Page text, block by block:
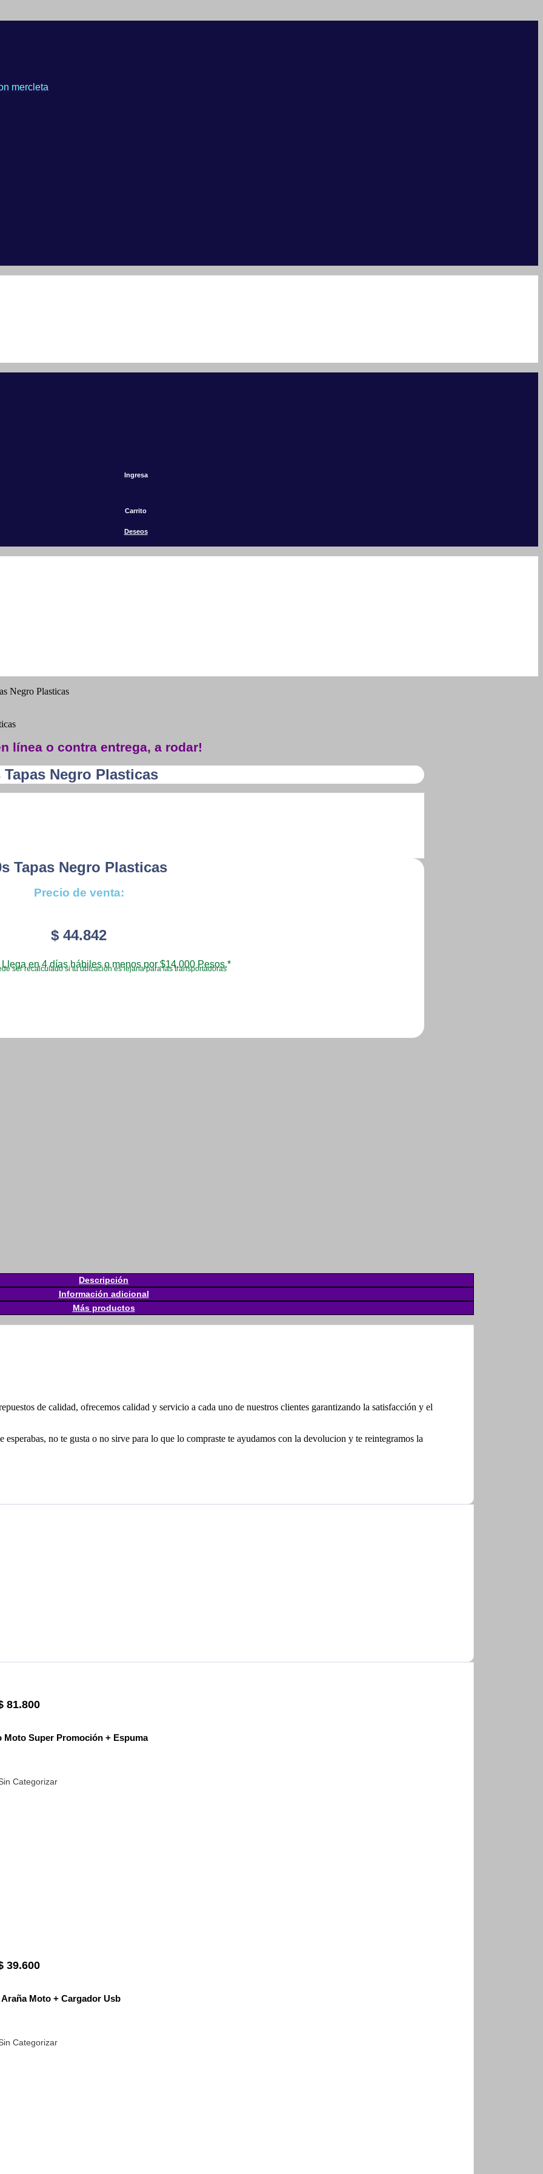
mercleta
Ingresa
Carrito
Deseos
Negro Plasticas
línea o contra entrega, a rodar!
Negro Plasticas
Tapas Negro Plasticas
Precio de venta:
$ 44.842
Llega en 4 días hábiles o menos por $14.000 Pesos.*
ser recalculado si tu ubicación es lejana para las transportadoras
Descripción
Información adicional
Más productos
de calidad, ofrecemos calidad y servicio a cada uno de nuestros clientes garantizando la satisfacción y el
no te gusta o no sirve para lo que lo compraste te ayudamos con la devolucion y te reintegramos la
81.800
Super Promoción + Espuma
Categorizar
39.600
Moto + Cargador Usb
Categorizar